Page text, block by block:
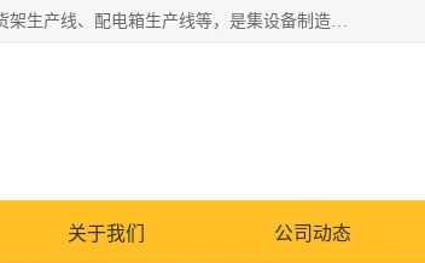
潍坊炜桦冷弯机械制造有限公司一直致力于配电箱自动生产线，消防箱生产设备、货架生产线、配电箱生产线等，是集设备制造、模具加工、技术开发于一体的综合性机械制造高科技民营企业。
关于我们 公司动态